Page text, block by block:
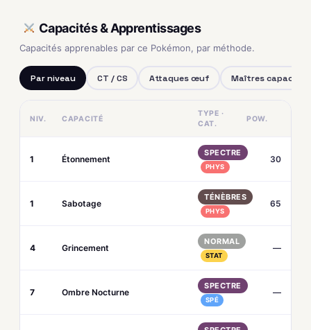
Capacités & Apprentissages
Capacités apprenables par ce Pokémon, par méthode.
Par niveau CT / CS Attaques œuf Maîtres capacités
NIV. CAPACITÉ
TYPE ·
CAT.
POW.
1 Étonnement
SPECTRE
PHYS
30
1 Sabotage
TÉNÈBRES
PHYS
65
4 Grincement
NORMAL
STAT
—
7 Ombre Nocturne
SPECTRE
SPÉ
—